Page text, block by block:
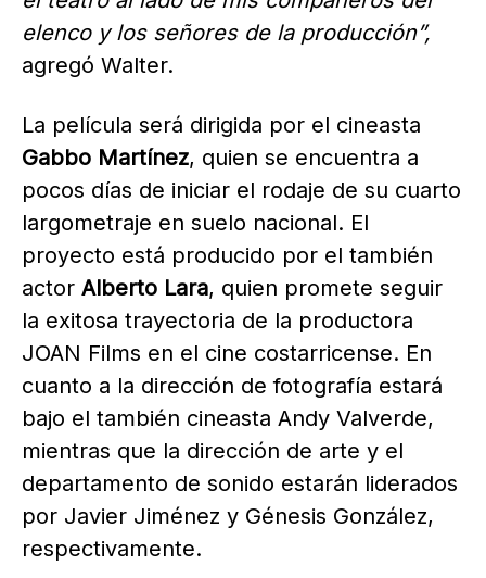
elenco y los señores de la producción”,
agregó Walter.
La película será dirigida por el cineasta
Gabbo Martínez, quien se encuentra a
pocos días de iniciar el rodaje de su cuarto
largometraje en suelo nacional. El
proyecto está producido por el también
actor Alberto Lara, quien promete seguir
la exitosa trayectoria de la productora
JOAN Films en el cine costarricense. En
cuanto a la dirección de fotografía estará
bajo el también cineasta Andy Valverde,
mientras que la dirección de arte y el
departamento de sonido estarán liderados
por Javier Jiménez y Génesis González,
respectivamente.